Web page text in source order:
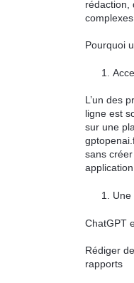
rédaction,
Pourquoi
L’un des
ligne est
sur une
sans
Une
ChatGPT
Rédiger
rapports